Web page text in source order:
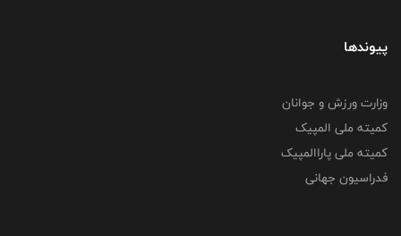
پیوندها
وزارت ورزش و جوانان
کمیته ملی المپیک
کمیته ملی پاراالمپیک
فدراسیون جهانی